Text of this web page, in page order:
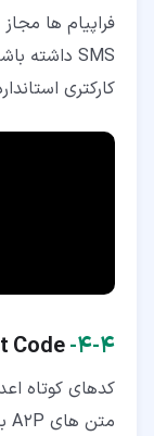
فراپیام ها
کارکتری
۴‏-‏۴‏- Code
متن های A2P با حجم و تعداد بالا استفاده می شوند.